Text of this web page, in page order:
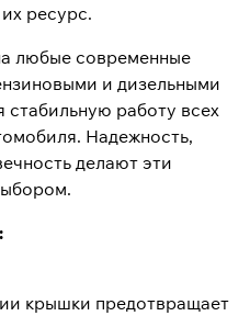
ресурс.
любые современные
и дизельными
стабильную работу всех
Надежность,
делают эти
крышки предотвращает